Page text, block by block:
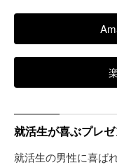
就活生が喜ぶプレ
就活生の男性に喜ば